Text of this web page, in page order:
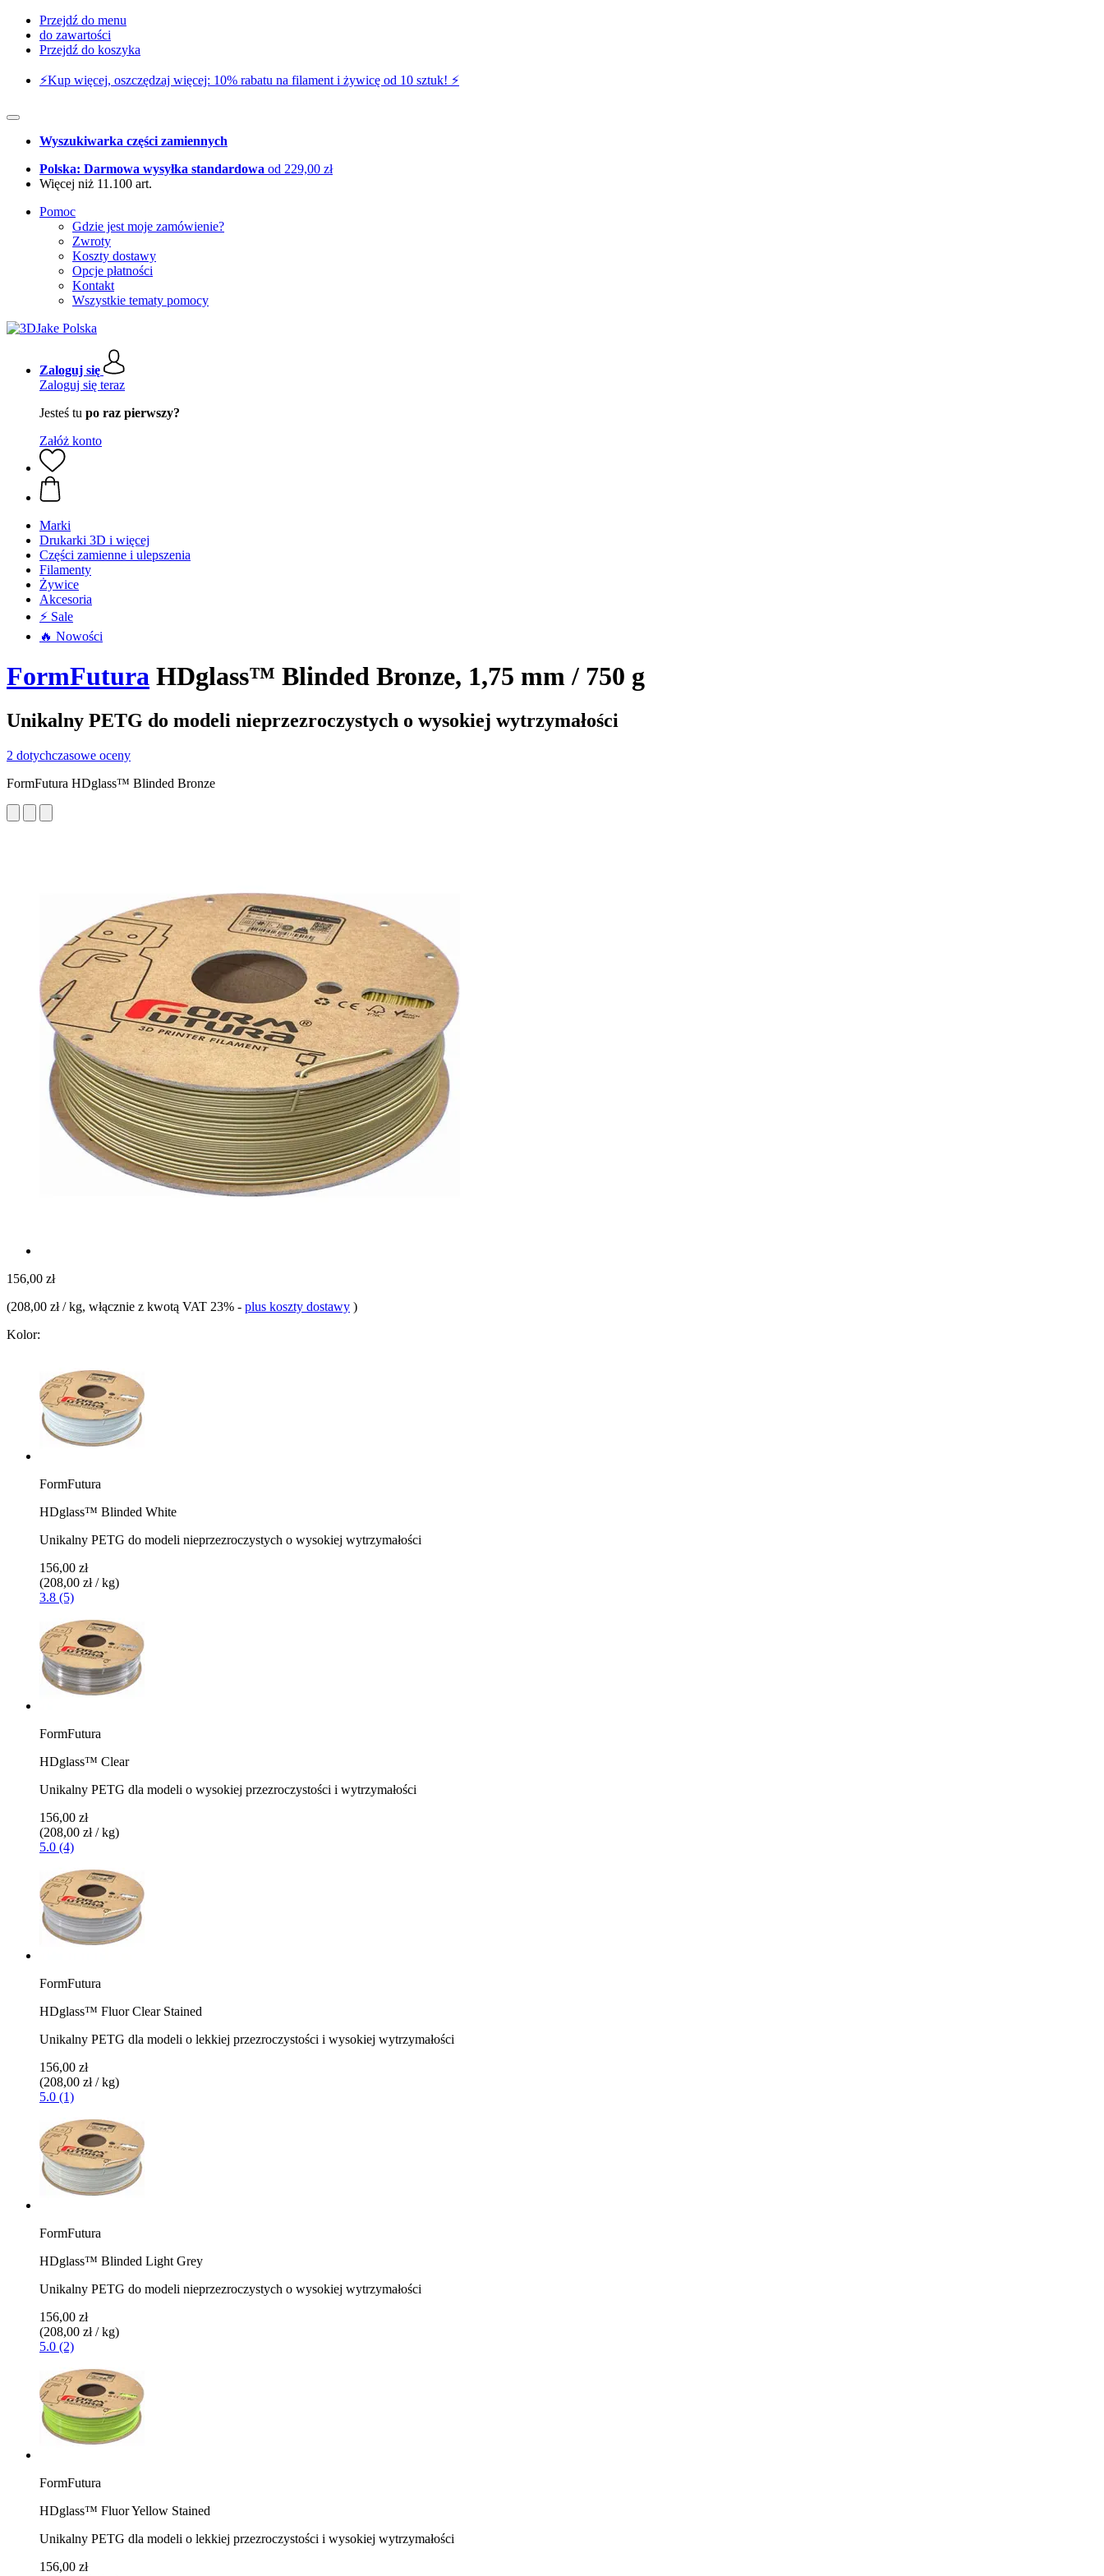
Przejdź do menu
do zawartości
Przejdź do koszyka
⚡️Kup więcej, oszczędzaj więcej: 10% rabatu na filament i żywicę od 10 sztuk! ⚡️
Wyszukiwarka części zamiennych
Polska: Darmowa wysyłka standardowa od 229,00 zł
Więcej niż 11.100 art.
Pomoc
Gdzie jest moje zamówienie?
Zwroty
Koszty dostawy
Opcje płatności
Kontakt
Wszystkie tematy pomocy
Zaloguj się
Zaloguj się teraz
Jesteś tu po raz pierwszy?
Załóż konto
Marki
Drukarki 3D i więcej
Części zamienne i ulepszenia
Filamenty
Żywice
Akcesoria
⚡ Sale
🔥 Nowości
FormFutura HDglass™ Blinded Bronze, 1,75 mm / 750 g
Unikalny PETG do modeli nieprzezroczystych o wysokiej wytrzymałości
2 dotychczasowe oceny
FormFutura HDglass™ Blinded Bronze
156,00 zł
(208,00 zł / kg, włącznie z kwotą VAT 23% - plus koszty dostawy )
Kolor:
FormFutura
HDglass™ Blinded White
Unikalny PETG do modeli nieprzezroczystych o wysokiej wytrzymałości
156,00 zł
(208,00 zł / kg)
3.8 (5)
FormFutura
HDglass™ Clear
Unikalny PETG dla modeli o wysokiej przezroczystości i wytrzymałości
156,00 zł
(208,00 zł / kg)
5.0 (4)
FormFutura
HDglass™ Fluor Clear Stained
Unikalny PETG dla modeli o lekkiej przezroczystości i wysokiej wytrzymałości
156,00 zł
(208,00 zł / kg)
5.0 (1)
FormFutura
HDglass™ Blinded Light Grey
Unikalny PETG do modeli nieprzezroczystych o wysokiej wytrzymałości
156,00 zł
(208,00 zł / kg)
5.0 (2)
FormFutura
HDglass™ Fluor Yellow Stained
Unikalny PETG dla modeli o lekkiej przezroczystości i wysokiej wytrzymałości
156,00 zł